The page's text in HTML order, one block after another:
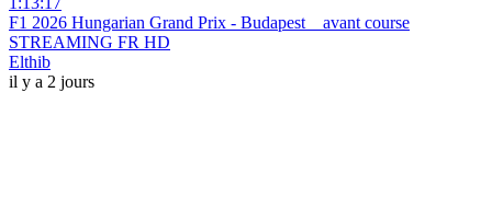
F1 2026 Hungarian Grand Prix - Budapest _ avant course
STREAMING FR HD
Elthib
il y a 2 jours